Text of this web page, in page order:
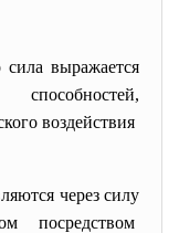
сила выражается
воздействия
через силу
посредством